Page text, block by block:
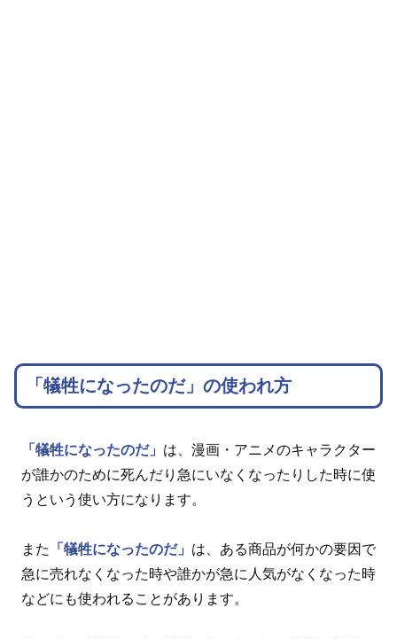
「犠牲になったのだ」の使われ方
「犠牲になったのだ」 は、漫画・アニメのキャラクター
が誰かのために死んだり急にいなくなったりした時に使
うという使い方になります。
また 「犠牲になったのだ」 は、ある商品が何かの要因で
急に売れなくなった時や誰かが急に人気がなくなった時
などにも使われることがあります。